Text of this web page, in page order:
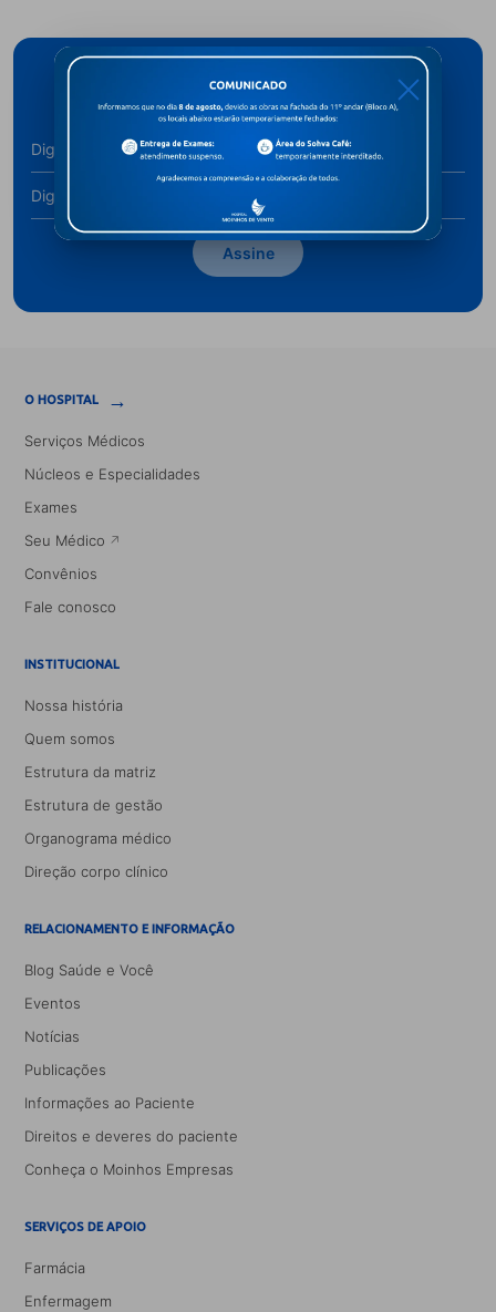
Cadastre-se para receber novidades
Assine
O HOSPITAL →
Serviços Médicos
Núcleos e Especialidades
Exames
Seu Médico
Convênios
Fale conosco
INSTITUCIONAL
Nossa história
Quem somos
Estrutura da matriz
Estrutura de gestão
Organograma médico
Direção corpo clínico
RELACIONAMENTO E INFORMAÇÃO
Blog Saúde e Você
Eventos
Notícias
Publicações
Informações ao Paciente
Direitos e deveres do paciente
Conheça o Moinhos Empresas
SERVIÇOS DE APOIO
Farmácia
Enfermagem
X